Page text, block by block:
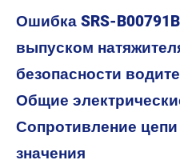
Ошибка SRS-
выпуском
безопасности
Общие
Сопротивление
значения